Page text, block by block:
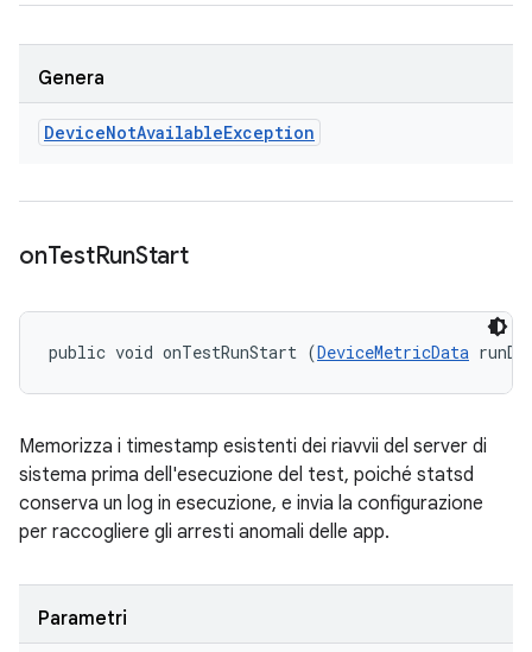
Genera
DeviceNotAvailableException
onTestRunStart
public void onTestRunStart (DeviceMetricData
Memorizza i timestamp esistenti dei riavvii del server di
sistema prima dell'esecuzione del test, poiché statsd
conserva un log in esecuzione, e invia la configurazione
per raccogliere gli arresti anomali delle app.
Parametri